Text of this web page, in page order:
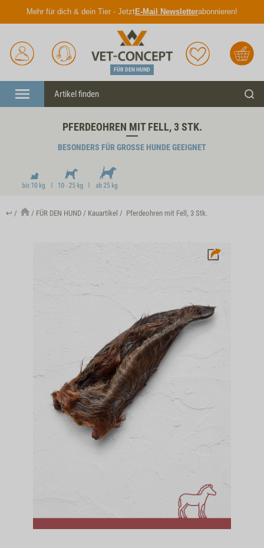
Mehr für dich & dein Tier - JetztE-Mail Newsletterabonnieren!
Anmelden
Unser
Service
FÜR DEN HUND
Merkliste Warenkorb
Menü
PFERDEOHREN MIT FELL, 3 STK.
BESONDERS FÜR GROSSE HUNDE GEEIGNET
↩ FÜR DEN HUND Kauartikel Pferdeohren mit Fell, 3 Stk.